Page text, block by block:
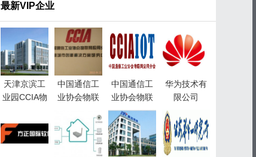
最新VIP企业
天津京滨工
业园CCIA物
中国通信工
业协会物联
智慧城市事
业部
中国通信工
业协会物联
网应用分会
华为技术有
限公司